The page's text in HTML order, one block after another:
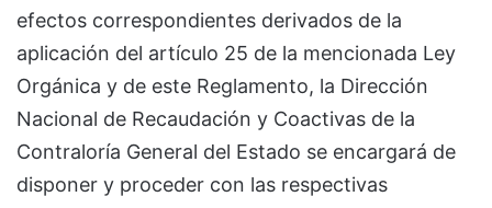
efectos correspondientes derivados de la
aplicación del artículo 25 de la mencionada Ley
Orgánica y de este Reglamento, la Dirección
Nacional de Recaudación y Coactivas de la
Contraloría General del Estado se encargará de
disponer y proceder con las respectivas